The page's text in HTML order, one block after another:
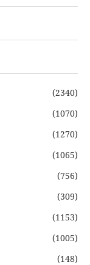
(2340)
(1070)
(1270)
(1065)
(756)
(309)
(1153)
(1005)
(148)